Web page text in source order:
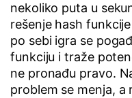
nekoliko puta u
rešenje hash
po sebi igra se
funkciju i traže
ne pronađu pravo.
problem se menja, a